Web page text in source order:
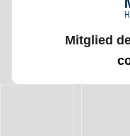
Mitglied